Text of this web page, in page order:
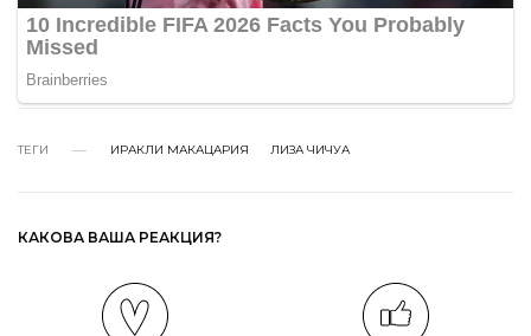
ТЕГИ ИРАКЛИ МАКАЦАРИЯ ЛИЗА ЧИЧУА
КАКОВА ВАША РЕАКЦИЯ?